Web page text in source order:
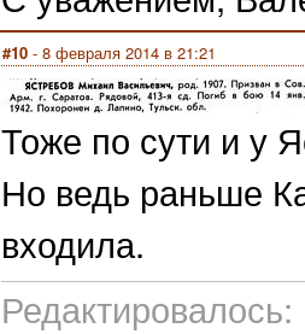
#10 - 8 февраля 2014 в 21:21
Тоже по сути и у
Но ведь раньше
входила.